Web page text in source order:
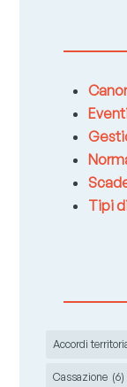
Tipi
Accordi
Cassazione (6)